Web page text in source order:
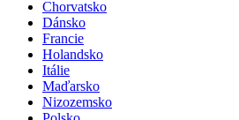
Chorvatsko
Dánsko
Francie
Holandsko
Itálie
Maďarsko
Nizozemsko